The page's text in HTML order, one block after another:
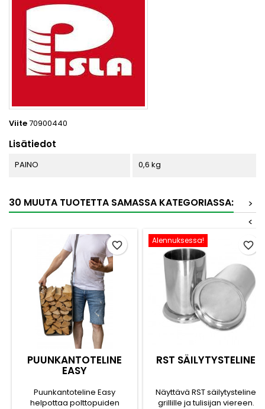
Viite70900440
Lisätiedot
PAINO 0,6 kg
30 MUUTA TUOTETTA SAMASSA KATEGORIASSA:
>
<
PUUNKANTOTELINE
EASY
Puunkantoteline Easy
helpottaa polttopuiden
favorite_border Alennuksessa!
RST SÄILYTYSTELINE
Näyttävä RST säilytysteline
grillille ja tulisijan viereen.
favorite_border